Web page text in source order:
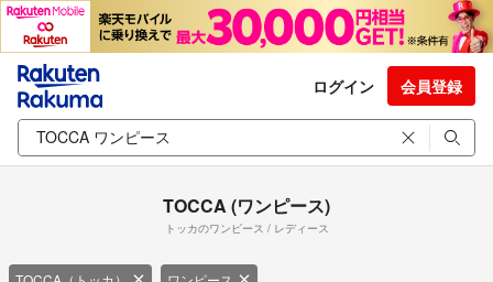
ログイン 会員登録
TOCCA (ワンピース)
トッカのワンピース / レディース